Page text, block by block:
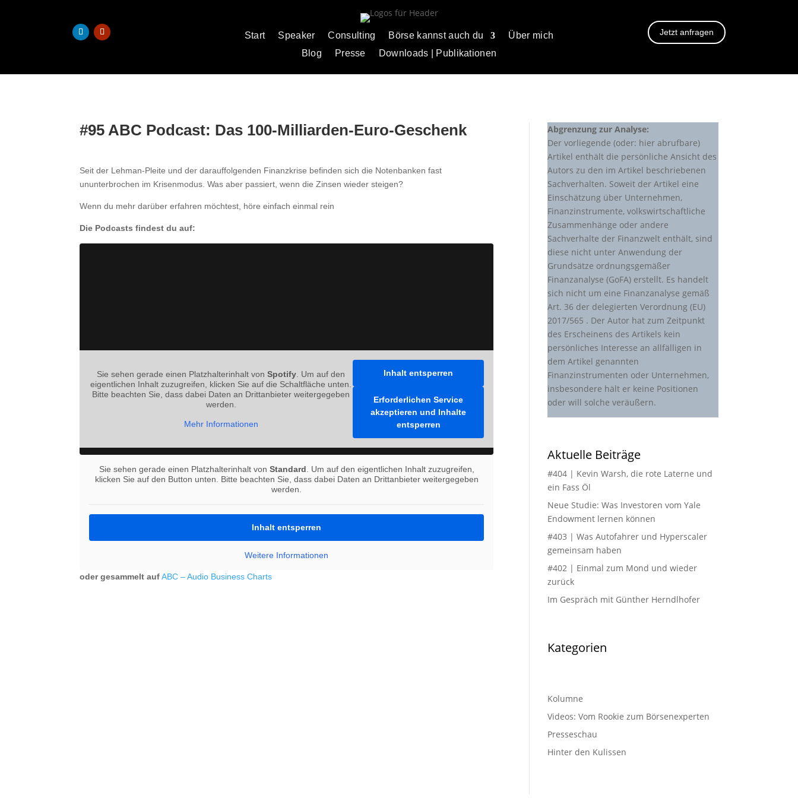
Start Speaker Consulting Börse kannst auch du
Über mich
Blog
Presse Downloads | Publikationen
Jetzt anfragen
#95 ABC Podcast: Das 100-Milliarden-Euro-Geschenk
Seit der Lehman-Pleite und der darauffolgenden Finanzkrise befinden sich die Notenbanken fast
ununterbrochen im Krisenmodus. Was aber passiert, wenn die Zinsen wieder steigen?
Wenn du mehr darüber erfahren möchtest, höre einfach einmal rein
Die Podcasts findest du auf:
Sie sehen gerade einen Platzhalterinhalt vonSpotify . Um auf den
eigentlichen Inhalt zuzugreifen, klicken Sie auf die Schaltfläche unten.
Bitte beachten Sie, dass dabei Daten an Drittanbieter weitergegeben
werden.
Mehr Informationen
Inhalt entsperren
Erforderlichen Service
akzeptieren und Inhalte
entsperren
Sie sehen gerade einen Platzhalterinhalt von Standard . Um auf den eigentlichen Inhalt zuzugreifen,
klicken Sie auf den Button unten. Bitte beachten Sie, dass dabei Daten an Drittanbieter weitergegeben
werden.
Inhalt entsperren
Weitere Informationen
oder gesammelt auf ABC – Audio Business Charts
Abgrenzung zur Analyse:
Der vorliegende (oder: hier abrufbare)
Artikel enthält die persönliche Ansicht des
Autors zu den im Artikel beschriebenen
Sachverhalten. Soweit der Artikel eine
Einschätzung über Unternehmen,
Finanzinstrumente, volkswirtschaftliche
Zusammenhänge oder andere
Sachverhalte der Finanzwelt enthält, sind
diese nicht unter Anwendung der
Grundsätze ordnungsgemäßer
Finanzanalyse (GoFA) erstellt. Es handelt
sich nicht um eine Finanzanalyse gemäß
Art. 36 der delegierten Verordnung (EU)
2017/565 . Der Autor hat zum Zeitpunkt
des Erscheinens des Artikels kein
persönliches Interesse an allfälligen in
dem Artikel genannten
Finanzinstrumenten oder Unternehmen,
insbesondere hält er keine Positionen
oder will solche veräußern.
Aktuelle Beiträge
#404 | Kevin Warsh, die rote Laterne und
ein Fass Öl
Neue Studie: Was Investoren vom Yale
Endowment lernen können
#403 | Was Autofahrer und Hyperscaler
gemeinsam haben
#402 | Einmal zum Mond und wieder
zurück
Im Gespräch mit Günther Herndlhofer
Kategorien
Kolumne
Videos: Vom Rookie zum Börsenexperten
Presseschau
Hinter den Kulissen